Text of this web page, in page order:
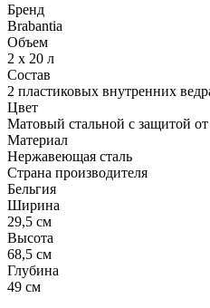
Бренд
Brabantia
Объем
2 х 20 л
Состав
2 пластиковых внутренних
Цвет
Матовый стальной с защитой от
Материал
Нержавеющая сталь
Страна производителя
Бельгия
Ширина
29,5 см
Высота
68,5 см
Глубина
49 см